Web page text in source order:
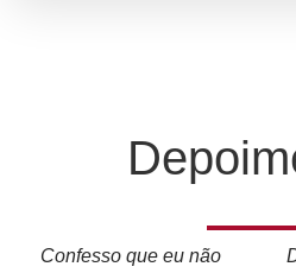
Confesso que eu não